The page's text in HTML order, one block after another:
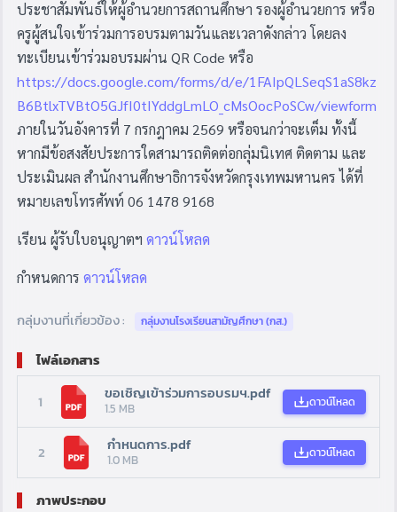
ประชาสัมพันธ์ให้ผู้อำนวยการสถานศึกษา รองผู้อำนวยการ หรือ
ครูผู้สนใจเข้าร่วมการอบรมตามวันและเวลาดังกล่าว โดยลง
ทะเบียนเข้าร่วมอบรมผ่าน QR Code หรือ
https://docs.google.com/forms/d/e/1FAIpQLSeqS1aS8kz
B6BtlxTVBtO5GJfI0tIYddgLmLO_cMsOocPoSCw/viewform
ภายในวันอังคารที่ 7 กรกฎาคม 2569 หรือจนกว่าจะเต็ม ทั้งนี้
หากมีข้อสงสัยประการใดสามารถติดต่อกลุ่มนิเทศ ติดตาม และ
ประเมินผล สำนักงานศึกษาธิการจังหวัดกรุงเทพมหานคร ได้ที่
หมายเลขโทรศัพท์ 06 1478 9168
เรียน ผู้รับใบอนุญาตฯ ดาวน์โหลด
กำหนดการ ดาวน์โหลด
กลุ่มงานที่เกี่ยวข้อง : กลุ่มงานโรงเรียนสามัญศึกษา (กส.)
ไฟล์เอกสาร
1 ขอเชิญเข้าร่วมการอบรมฯ.pdf
1.5 MB ดาวน์โหลด
2 กำหนดการ.pdf
1.0 MB ดาวน์โหลด
ภาพประกอบ